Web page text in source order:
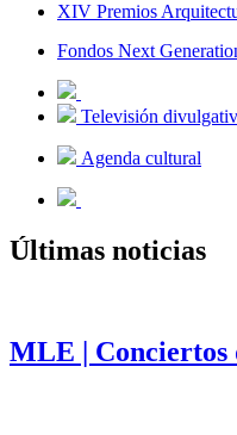
XIV Premios
Fondos Next
Televisión
Agenda cultural
Últimas noticias
MLE | Conciertos